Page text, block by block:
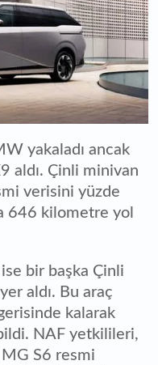
yakaladı ancak
aldı. Çinli minivan
verisini yüzde
646 kilometre yol
bir başka Çinli
aldı. Bu araç
kalarak
NAF yetkilileri,
S6 resmi